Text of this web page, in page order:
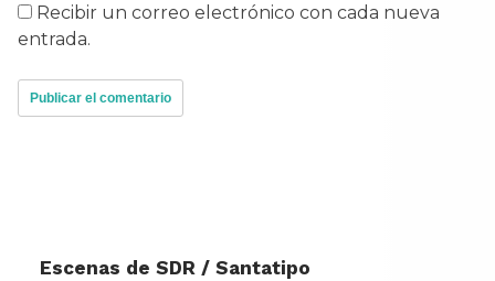
Recibir un correo electrónico con cada nueva
entrada.
Escenas de SDR / Santatipo